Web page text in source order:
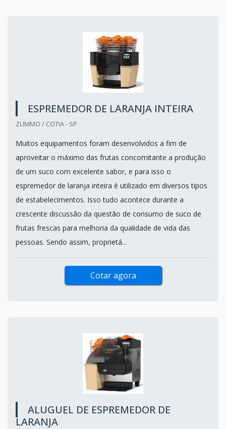
ESPREMEDOR DE LARANJA INTEIRA
ZUMMO / COTIA - SP
Muitos equipamentos foram desenvolvidos a fim de
aproveitar o máximo das frutas concomitante a produção
de um suco com excelente sabor, e para isso o
espremedor de laranja inteira é utilizado em diversos tipos
de estabelecimentos. Isso tudo acontece durante a
crescente discussão da questão de consumo de suco de
frutas frescas para melhoria da qualidade de vida das
pessoas. Sendo assim, proprietá...
Cotar agora
ALUGUEL DE ESPREMEDOR DE
LARANJA